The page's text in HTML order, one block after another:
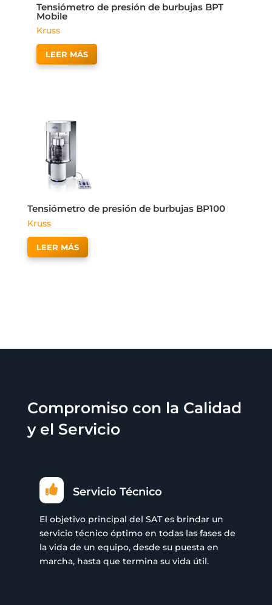
Tensiómetro de presión de burbujas BPT
Mobile
Kruss
LEER MÁS
Tensiómetro de presión de burbujas BP100
Kruss
LEER MÁS
Compromiso con la Calidad
y el Servicio
 Servicio Técnico
El objetivo principal del SAT es brindar un
servicio técnico óptimo en todas las fases de
la vida de un equipo, desde su puesta en
marcha, hasta que termina su vida útil.